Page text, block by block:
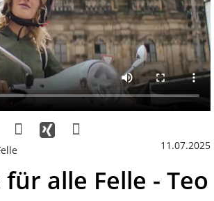
11.07.2025
für alle Felle - Teo